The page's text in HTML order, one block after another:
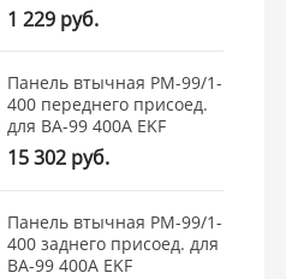
1 229 руб.
Панель втычная PM-99/1-
400 переднего присоед.
для ВА-99 400А EKF
15 302 руб.
Панель втычная PM-99/1-
400 заднего присоед. для
ВА-99 400А EKF